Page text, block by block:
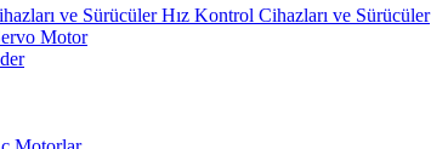
Hız Kontrol Cihazları ve Sürücüler
Motor